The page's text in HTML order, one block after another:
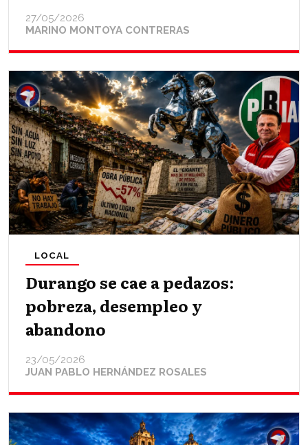
MARINO MONTOYA CONTRERAS
27/05/2026
Durango se cae a pedazos:
pobreza, desempleo y
abandono
JUAN PABLO HERNÁNDEZ ROSALES
LOCAL
23/05/2026